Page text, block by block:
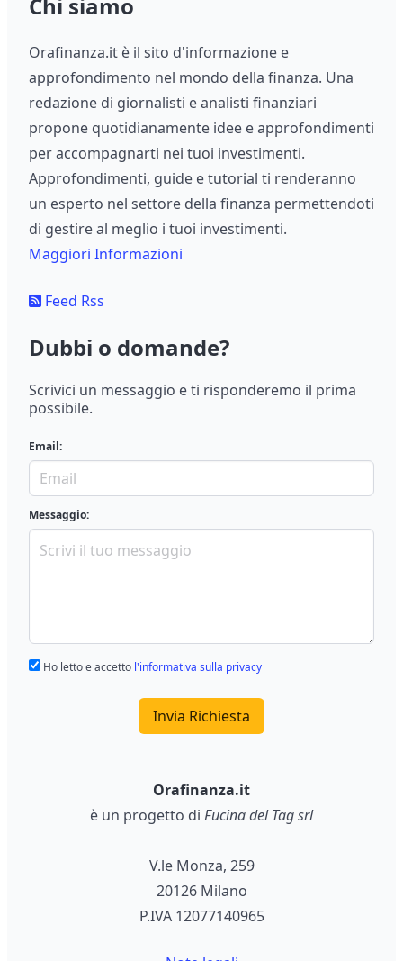
Chi siamo
Orafinanza.it è il sito d'informazione e
approfondimento nel mondo della finanza. Una
redazione di giornalisti e analisti finanziari
propone quotidianamente idee e approfondimenti
per accompagnarti nei tuoi investimenti.
Approfondimenti, guide e tutorial ti renderanno
un esperto nel settore della finanza permettendoti
di gestire al meglio i tuoi investimenti.
Maggiori Informazioni
Feed Rss
Dubbi o domande?
Scrivici un messaggio e ti risponderemo il prima
possibile.
Email:
Messaggio:
Ho letto e accetto l'informativa sulla privacy
Invia Richiesta
Orafinanza.it
è un progetto di Fucina del Tag srl
V.le Monza, 259
20126 Milano
P.IVA 12077140965